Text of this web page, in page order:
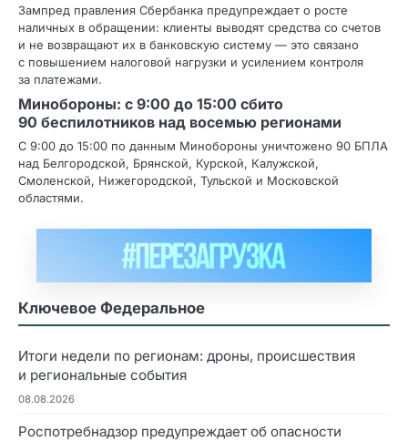
Зампред правления Сбербанка предупреждает о росте
наличных в обращении: клиенты выводят средства со счетов
и не возвращают их в банковскую систему — это связано
с повышением налоговой нагрузки и усилением контроля
за платежами.
Минобороны: с 9:00 до 15:00 сбито
90 беспилотников над восемью регионами
С 9:00 до 15:00 по данным Минобороны уничтожено 90 БПЛА
над Белгородской, Брянской, Курской, Калужской,
Смоленской, Нижегородской, Тульской и Московской
областями.
Ключевое Федеральное
Итоги недели по регионам: дроны, происшествия
и региональные события
08.08.2026
Роспотребнадзор предупреждает об опасности